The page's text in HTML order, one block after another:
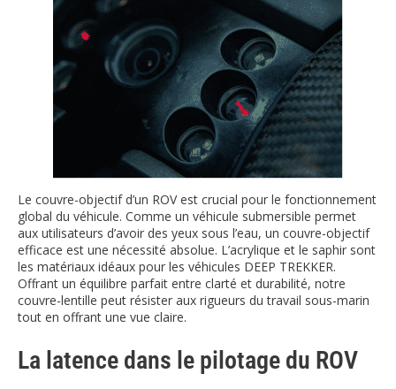
Le couvre-objectif d’un ROV est crucial pour le fonctionnement
global du véhicule. Comme un véhicule submersible permet
aux utilisateurs d’avoir des yeux sous l’eau, un couvre-objectif
efficace est une nécessité absolue. L’acrylique et le saphir sont
les matériaux idéaux pour les véhicules DEEP TREKKER.
Offrant un équilibre parfait entre clarté et durabilité, notre
couvre-lentille peut résister aux rigueurs du travail sous-marin
tout en offrant une vue claire.
La latence dans le pilotage du ROV